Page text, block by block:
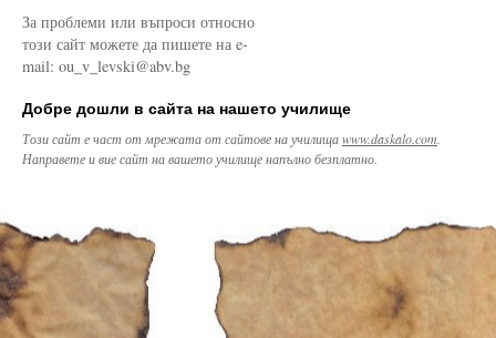
За проблеми или въпроси относно
този сайт можете да пишете на e-
mail: ou_v_levski@abv.bg
Добре дошли в сайта на нашето училище
Този сайт е част от мрежата от сайтове на училищаwww.daskalo.com
Направете и вие сайт на вашето училище напълно безплатно.